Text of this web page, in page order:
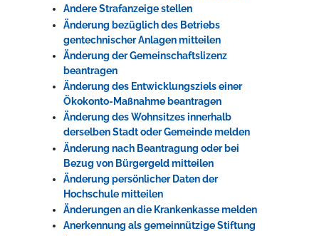
Andere Strafanzeige stellen
Änderung bezüglich des Betriebs
gentechnischer Anlagen mitteilen
Änderung der Gemeinschaftslizenz
beantragen
Änderung des Entwicklungsziels einer
Ökokonto-Maßnahme beantragen
Änderung des Wohnsitzes innerhalb
derselben Stadt oder Gemeinde melden
Änderung nach Beantragung oder bei
Bezug von Bürgergeld mitteilen
Änderung persönlicher Daten der
Hochschule mitteilen
Änderungen an die Krankenkasse melden
Anerkennung als gemeinnützige Stiftung